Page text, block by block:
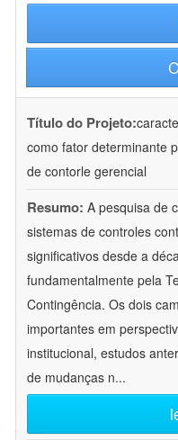
Título do Projeto:
como fator determinante
de contorle gerencial
Resumo: A pesquisa de
sistemas de controles
significativos desde a
fundamentalmente pela
Contingência. Os dois
importantes em
institucional, estudos
de mudanças n...